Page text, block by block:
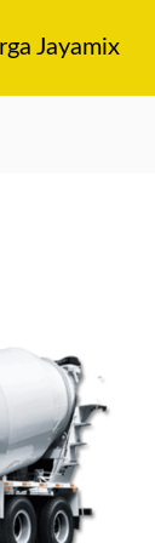
Jayamix